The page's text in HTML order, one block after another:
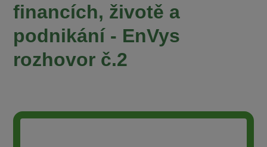
financích, životě a
podnikání - EnVys
rozhovor č.2